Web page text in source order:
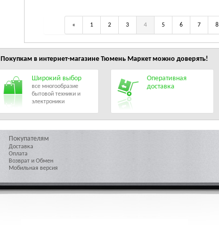
« 1 2 3 4 5 6 7 8
Покупкам в интернет-магазине Тюмень Маркетможно доверять!
Широкий выбор
все многообразие
бытовой техники и
электроники
Оперативная
доставка
Покупателям
Доставка
Оплата
Возврат и Обмен
Мобильная версия